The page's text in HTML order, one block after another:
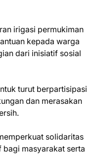
irigasi permukiman
kepada warga
dari inisiatif sosial
turut berpartisipasi
dan merasakan
solidaritas
masyarakat serta